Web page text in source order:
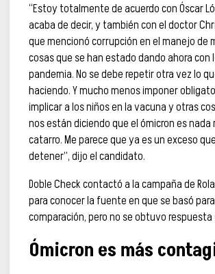
“Estoy totalmente de acuerdo con Óscar
acaba de decir, y también con el doctor
que mencionó corrupción en el manejo de
cosas que se han estado dando ahora con
pandemia. No se debe repetir otra vez lo
haciendo. Y mucho menos imponer
implicar a los niños en la vacuna y otras
nos están diciendo que el ómicron es nada
catarro. Me parece que ya es un exceso
detener”, dijo el candidato.
Doble Check contactó a la campaña de
para conocer la fuente en que se basó
comparación, pero no se obtuvo
Ómicron es más